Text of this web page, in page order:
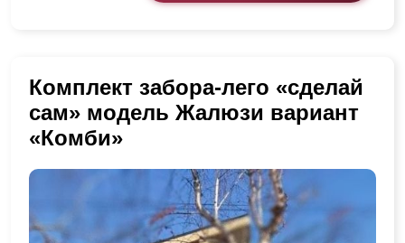
Комплект забора-лего «сделай
сам» модель Жалюзи вариант
«Комби»